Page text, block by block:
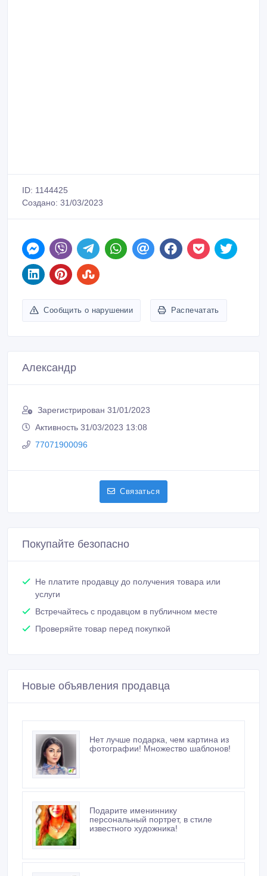
ID: 1144425
Создано: 31/03/2023
Сообщить о нарушении Распечатать
Александр
Зарегистрирован 31/01/2023
Активность 31/03/2023 13:08
77071900096
Связаться
Покупайте безопасно
Не платите продавцу до получения товара или
услуги
Встречайтесь с продавцом в публичном месте
Проверяйте товар перед покупкой
Новые объявления продавца
Нет лучше подарка, чем картина из
фотографии! Множество шаблонов!
Подарите имениннику
персональный портрет, в стиле
известного художника!